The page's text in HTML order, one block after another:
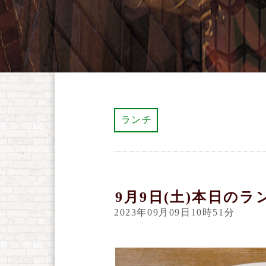
ランチ
9月9日(土)本日のラ
2023年09月09日10時51分